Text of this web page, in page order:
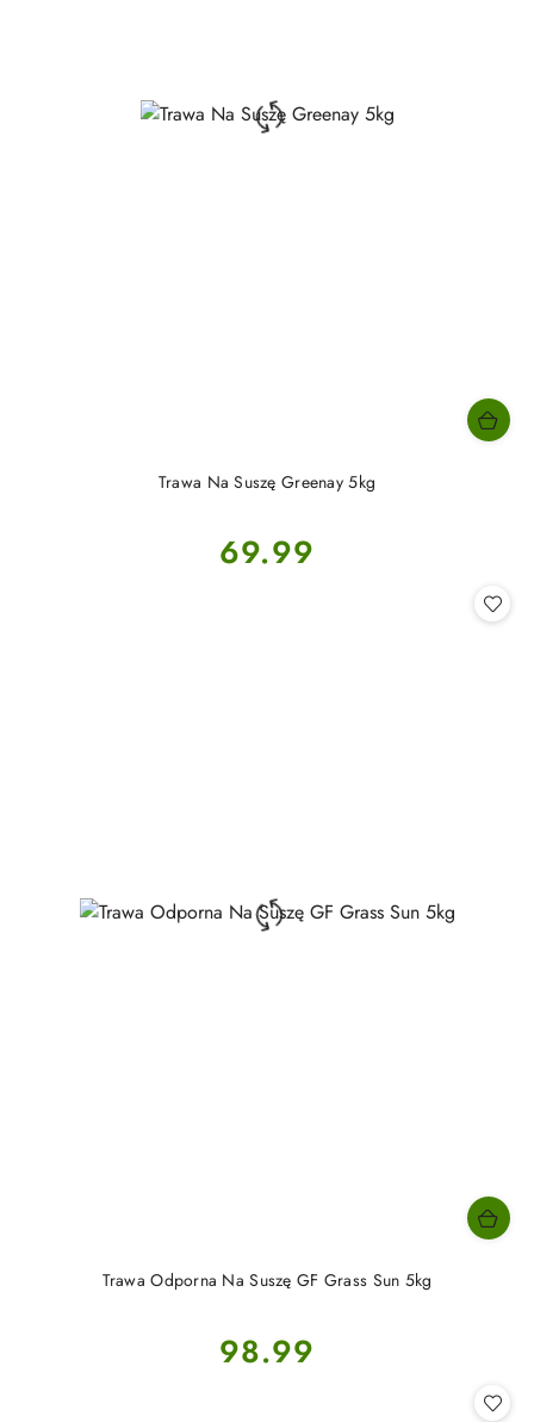
Trawa Na Suszę Greenay 5kg
Cena:
69.99
Trawa Odporna Na Suszę GF Grass Sun 5kg
Cena:
98.99